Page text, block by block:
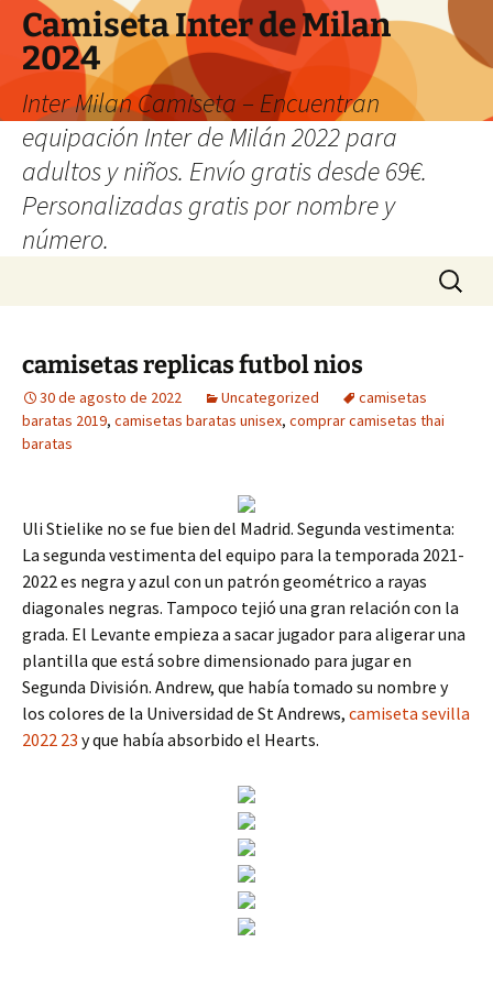
Camiseta Inter de Milan
2024
Inter Milan Camiseta – Encuentran
equipación Inter de Milán 2022 para
adultos y niños. Envío gratis desde 69€.
Personalizadas gratis por nombre y
número.
Buscar:
camisetas replicas futbol nios
30 de agosto de 2022 Uncategorized
camisetas
baratas 2019, camisetas baratas unisex, comprar camisetas thai
baratas
Uli Stielike no se fue bien del Madrid. Segunda vestimenta:
La segunda vestimenta del equipo para la temporada 2021-
2022 es negra y azul con un patrón geométrico a rayas
diagonales negras. Tampoco tejió una gran relación con la
grada. El Levante empieza a sacar jugador para aligerar una
plantilla que está sobre dimensionado para jugar en
Segunda División. Andrew, que había tomado su nombre y
los colores de la Universidad de St Andrews, camiseta sevilla
2022 23 y que había absorbido el Hearts.